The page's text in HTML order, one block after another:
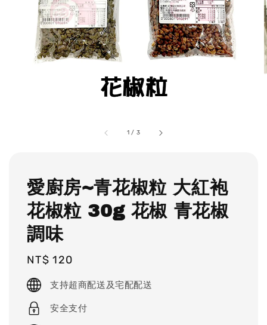
1 / 3
愛廚房~青花椒粒 大紅袍
花椒粒 30g 花椒 青花椒
調味
Regular
price
NT$ 120
支持超商配送及宅配配送
安全支付